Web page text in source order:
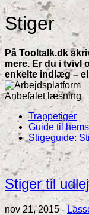
Stiger
På Tooltalk.dk
mere. Er du i tvivl
enkelte indlæg –
Anbefalet læsning
Trappetiger
Guide til
Stigeguide:
Stiger til
nov 21, 2015-